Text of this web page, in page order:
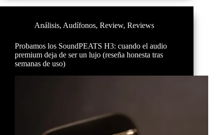
Análisis, Audífonos, Review, Reviews
Probamos los SoundPEATS H3: cuando el audio
premium deja de ser un lujo (reseña honesta tras
semanas de uso)